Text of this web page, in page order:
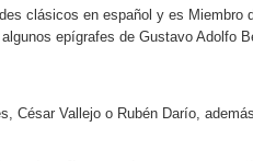
clásicos en español y es Miembro
epígrafes de Gustavo Adolfo
César Vallejo o Rubén Darío,